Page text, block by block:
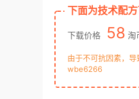
下面为技术配
下载价格 58 淘
由于不可抗因素，
wbe6266